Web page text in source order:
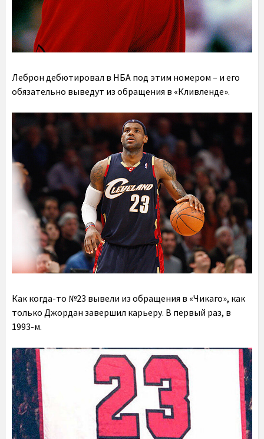
Леброн дебютировал в НБА под этим номером – и его
обязательно выведут из обращения в «Кливленде».
Как когда-то №23 вывели из обращения в «Чикаго», как
только Джордан завершил карьеру. В первый раз, в
1993-м.